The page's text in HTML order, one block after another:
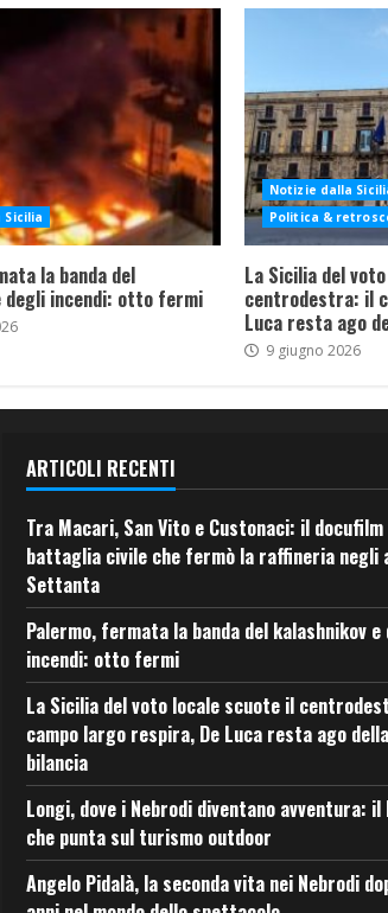
Sicilia
la banda del
degli incendi: otto fermi
Notizie dalla
Politica &
La Sicilia del
centrodestra: il
Luca resta ago
9 giugno 2026
ARTICOLI RECENTI
Tra Macari, San Vito e Custonaci: il
battaglia civile che fermò la raffineria negli
Settanta
Palermo, fermata la banda del kalashnikov e
incendi: otto fermi
La Sicilia del voto locale scuote il
campo largo respira, De Luca resta ago della
bilancia
Longi, dove i Nebrodi diventano avventura: il
che punta sul turismo outdoor
Angelo Pidalà, la seconda vita nei Nebrodi